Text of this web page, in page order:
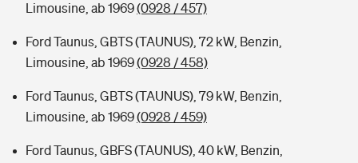
Limousine, ab 1969(0928 / 457)
Ford Taunus, GBTS (TAUNUS), 72 kW, Benzin,
Limousine, ab 1969(0928 / 458)
Ford Taunus, GBTS (TAUNUS), 79 kW, Benzin,
Limousine, ab 1969(0928 / 459)
Ford Taunus, GBFS (TAUNUS), 40 kW, Benzin,